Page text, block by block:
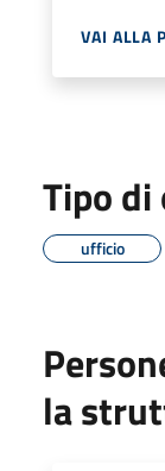
VAI ALLA
Tipo di
ufficio
la